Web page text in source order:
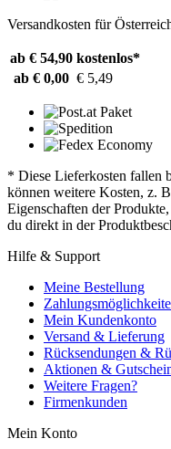
Versandkosten für
ab € 54,90 kostenlos*
ab € 0,00 € 5,49
* Diese Lieferkosten fallen
können weitere Kosten, z.
Eigenschaften der
du direkt in der
Hilfe & Support
Meine Bestellung
Mein Kundenkonto
Versand & Lieferung
Rücksendungen &
Aktionen &
Weitere Fragen?
Firmenkunden
Mein Konto